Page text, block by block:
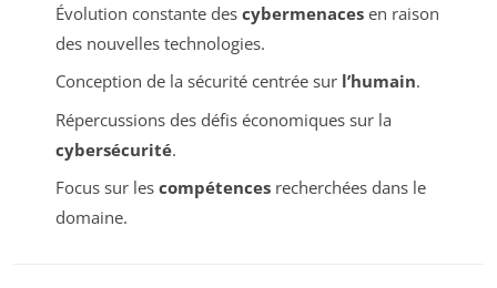
Évolution constante des cybermenacesen raison
des nouvelles technologies.
Conception de la sécurité centrée sur l’humain.
Répercussions des défis économiques sur la
cybersécurité.
Focus sur les compétencesrecherchées dans le
domaine.